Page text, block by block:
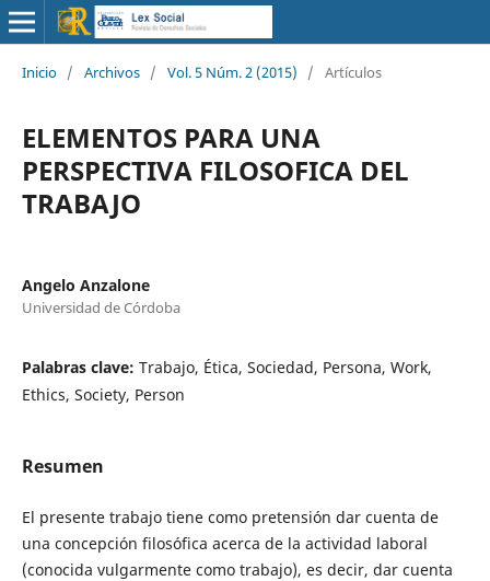
Inicio / Archivos / Vol. 5 Núm. 2 (2015) / Artículos
ELEMENTOS PARA UNA
PERSPECTIVA FILOSOFICA DEL
TRABAJO
Angelo Anzalone
Universidad de Córdoba
Palabras clave: Trabajo, Ética, Sociedad, Persona, Work,
Ethics, Society, Person
Resumen
El presente trabajo tiene como pretensión dar cuenta de
una concepción filosófica acerca de la actividad laboral
(conocida vulgarmente como trabajo), es decir, dar cuenta